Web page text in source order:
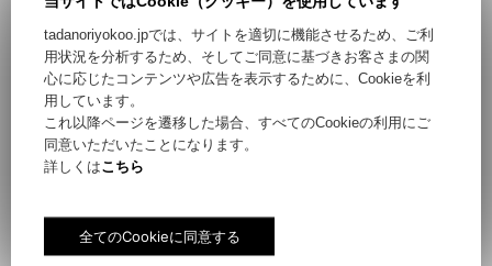
ポストカード
Mexicans and Farmers
ポストカード
Requiem for Tama 088
ポストカード
tadanoriyokoo.jpでは、サイトを適切に機能させるため、ご利
用状況を分析するため、そしてご同意に基づきお客さまの関
心に応じたコンテンツや広告を表示するために、Cookieを利
用しています。
これ以降ページを遷移した場合、すべてのCookieの利用にご
同意いただいたことになります。
詳しくはこちら